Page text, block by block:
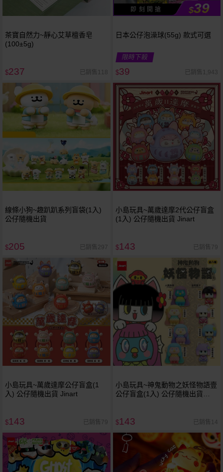
茶寶自然力~靜心艾草檀香皂
(100±5g)
$237 已銷售118
即 刻 開 搶 $39
日本公仔泡澡球(55g) 款式可選
限時下殺
$39 已銷售1,943
線條小狗~趣趴趴系列盲袋(1入)
公仔隨機出貨
$205 已銷售297
小島玩具~萬歲達摩2代公仔盲盒
(1入) 公仔隨機出貨 Jinart
$143 已銷售79
小島玩具~萬歲達摩公仔盲盒(1
入) 公仔隨機出貨 Jinart
$143 已銷售79
小島玩具~神鬼動物之妖怪物語壹
公仔盲盒(1入) 公仔隨機出貨
$143 已銷售14